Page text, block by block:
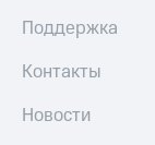
Поддержка
Контакты
Новости